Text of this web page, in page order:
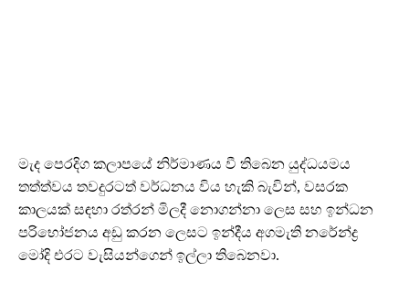
මැද පෙරදිග කලාපයේ නිර්මාණය වී තිබෙන යුද්ධයමය
තත්ත්වය තවදුරටත් වර්ධනය විය හැකි බැවින්, වසරක
කාලයක් සඳහා රත්රන් මිලදී නොගන්නා ලෙස සහ ඉන්ධන
පරිභෝජනය අඩු කරන ලෙසට ඉන්දීය අගමැති නරේන්ද්‍ර
මෝදි එරට වැසියන්ගෙන් ඉල්ලා තිබෙනවා.